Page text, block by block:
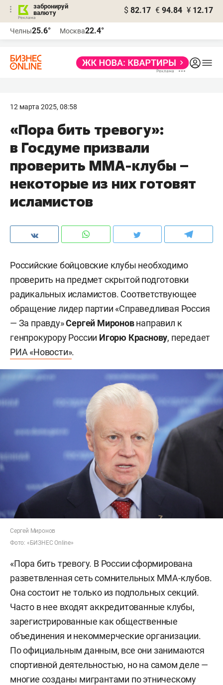
забронируй
валюту
$ 82.17 € 94.84 ¥ 12.17
Челны25.6° Москва22.4°
12 марта 2025, 08:58
«Пора бить тревогу»:
в Госдуме призвали
проверить ММА-клубы –
некоторые из них готовят
исламистов
Российские бойцовские клубы необходимо
проверить на предмет скрытой подготовки
радикальных исламистов. Соответствующее
обращение лидер партии «Справедливая Россия
— За правду»Сергей Мироновнаправил к
генпрокурору России Игорю Краснову, передает
РИА «Новости».
Сергей Миронов
Фото: «БИЗНЕС Online»
«Пора бить тревогу. В России сформирована
разветвленная сеть сомнительных ММА-клубов.
Она состоит не только из подпольных секций.
Часто в нее входят аккредитованные клубы,
зарегистрированные как общественные
объединения и некоммерческие организации.
По официальным данным, все они занимаются
спортивной деятельностью, но на самом деле —
многие созданы мигрантами по этническому